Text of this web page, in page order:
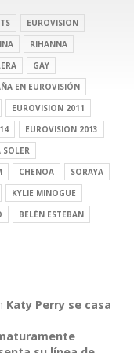
EUROVISION
RIHANNA
GAY
EN EUROVISIÓN
EUROVISION 2011
EUROVISION 2013
SOLER
CHENOA
SORAYA
KYLIE MINOGUE
BELÉN ESTEBAN
Katy Perry se casa